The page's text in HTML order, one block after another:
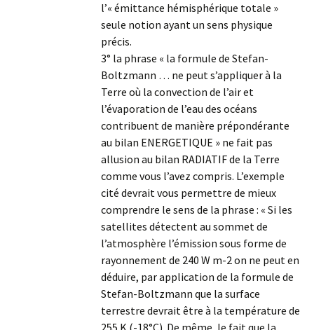
l’« émittance hémisphérique totale »
seule notion ayant un sens physique
précis.
3° la phrase « la formule de Stefan-
Boltzmann … ne peut s’appliquer à la
Terre où la convection de l’air et
l’évaporation de l’eau des océans
contribuent de manière prépondérante
au bilan ENERGETIQUE » ne fait pas
allusion au bilan RADIATIF de la Terre
comme vous l’avez compris. L’exemple
cité devrait vous permettre de mieux
comprendre le sens de la phrase : « Si les
satellites détectent au sommet de
l’atmosphère l’émission sous forme de
rayonnement de 240 W m-2 on ne peut en
déduire, par application de la formule de
Stefan-Boltzmann que la surface
terrestre devrait être à la température de